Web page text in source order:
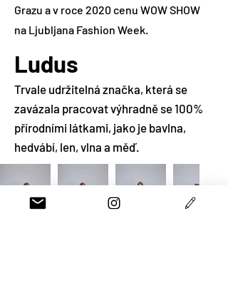
Grazu a v roce 2020 cenu WOW SHOW
na Ljubljana Fashion Week.
Ludus
Trvale udržitelná značka, která se
zavázala pracovat výhradně se 100%
přírodními látkami, jako je bavlna,
hedvábí, len, vlna a měď.